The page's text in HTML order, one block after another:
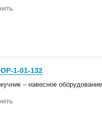
1-01-132
– навесное